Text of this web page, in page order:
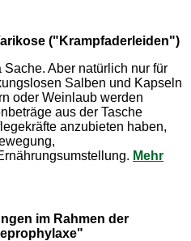
("Krampfaderleiden")
Aber natürlich nur für
Salben und Kapseln
oder Weinlaub werden
aus der Tasche
anzubieten haben,
Mehr
im Rahmen der